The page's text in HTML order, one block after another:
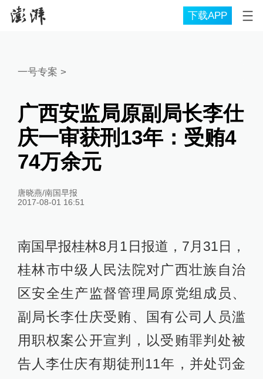
下载APP
一号专案 >
广西安监局原副局长李仕
庆一审获刑13年：受贿4
74万余元
唐晓燕/南国早报
2017-08-01 16:51
南国早报桂林8月1日报道，7月31日，
桂林市中级人民法院对广西壮族自治
区安全生产监督管理局原党组成员、
副局长李仕庆受贿、国有公司人员滥
用职权案公开宣判，以受贿罪判处被
告人李仕庆有期徒刑11年，并处罚金